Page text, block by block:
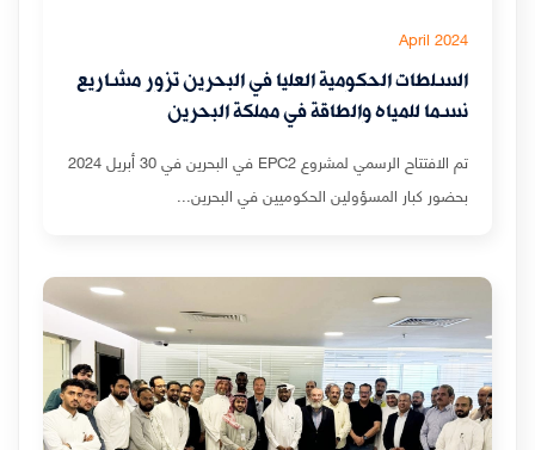
April 2024
السلطات الحكومية العليا في البحرين تزور مشاريع
نسما للمياه والطاقة في مملكة البحرين
تم الافتتاح الرسمي لمشروع EPC2 في البحرين في 30 أبريل 2024
بحضور كبار المسؤولين الحكوميين في البحرين...